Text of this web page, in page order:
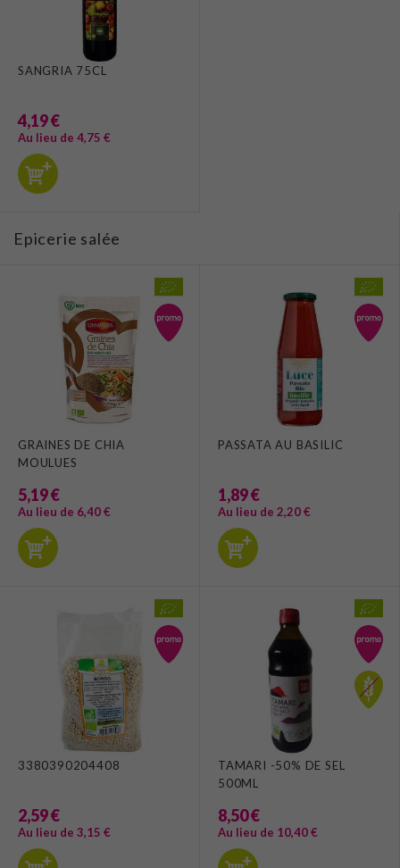
SANGRIA 75CL
4,19 €
Au lieu de 4,75 €
Epicerie salée
GRAINES DE CHIA
MOULUES
5,19 €
Au lieu de 6,40 €
PASSATA AU BASILIC
1,89 €
Au lieu de 2,20 €
3380390204408
2,59 €
Au lieu de 3,15 €
TAMARI -50% DE SEL
500ML
8,50 €
Au lieu de 10,40 €